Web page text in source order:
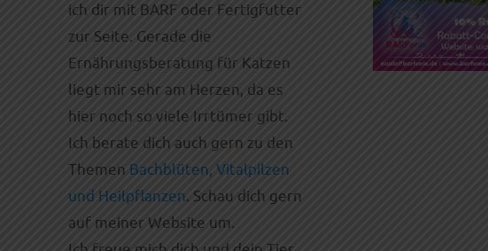
ich dir mit BARF oder Fertigfutter
zur Seite. Gerade die
Ernährungsberatung für Katzen
liegt mir sehr am Herzen, da es
hier noch so viele Irrtümer gibt.
Ich berate dich auch gern zu den
Themen Bachblüten, Vitalpilzen
und Heilpflanzen. Schau dich gern
auf meiner Website um.